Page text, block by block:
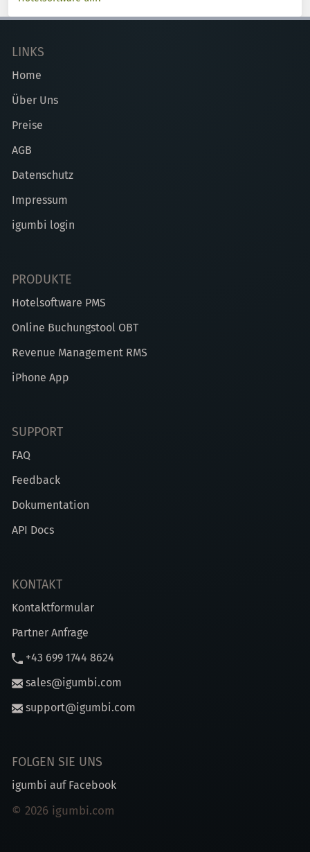
LINKS
Home
Über Uns
Preise
AGB
Datenschutz
Impressum
igumbi login
PRODUKTE
Hotelsoftware PMS
Online Buchungstool OBT
Revenue Management RMS
iPhone App
SUPPORT
FAQ
Feedback
Dokumentation
API Docs
KONTAKT
Kontaktformular
Partner Anfrage
+43 699 1744 8624
sales@igumbi.com
support@igumbi.com
FOLGEN SIE UNS
igumbi auf Facebook
© 2026 igumbi.com